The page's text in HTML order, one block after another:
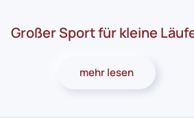
Großer Sport für kleine
mehr lesen